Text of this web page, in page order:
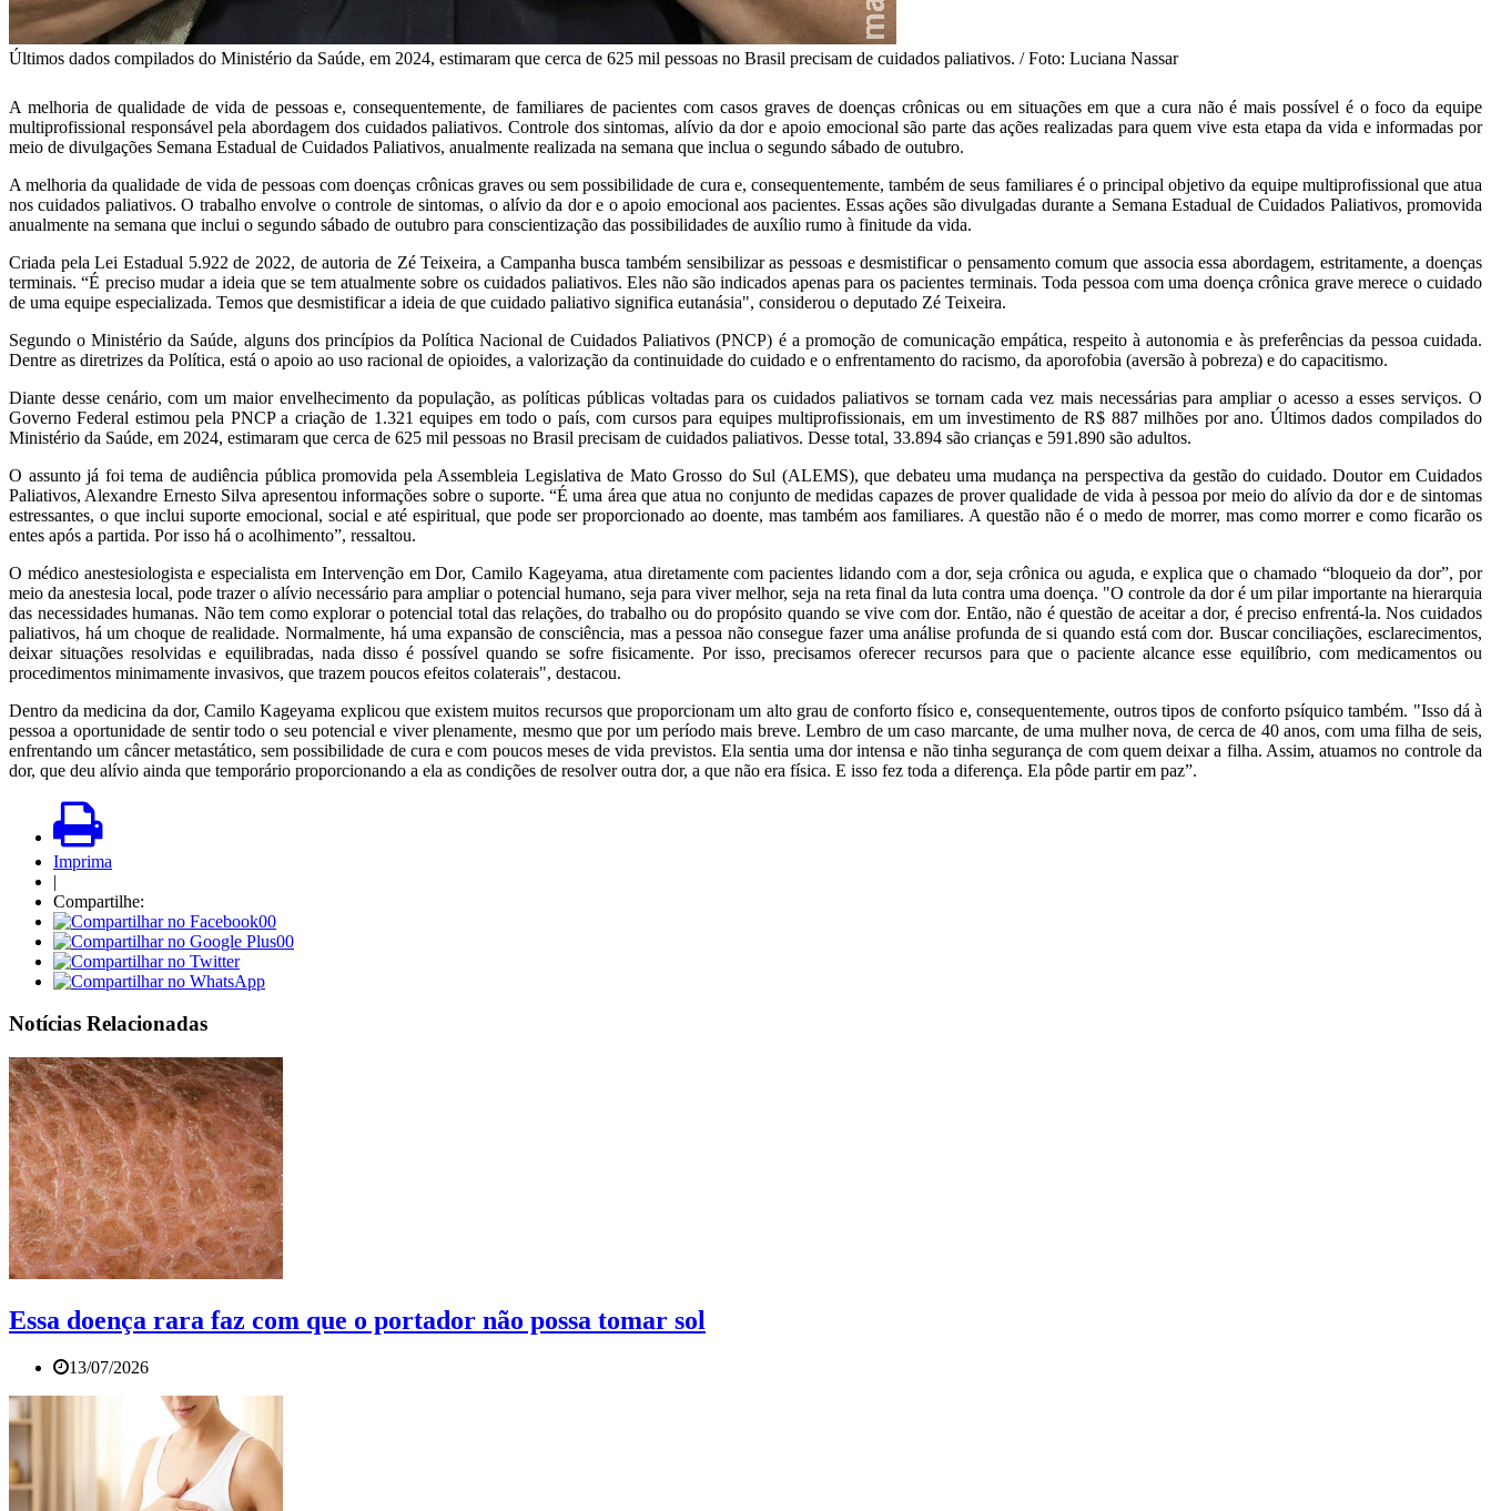
Últimos dados compilados do Ministério da Saúde, em 2024, estimaram que cerca de 625 mil pessoas no Brasil precisam de cuidados paliativos. / Foto: Luciana Nassar
A melhoria de qualidade de vida de pessoas e, consequentemente, de familiares de pacientes com casos graves de doenças crônicas ou em situações em que a cura não é mais possível é o foco da equipe
multiprofissional responsável pela abordagem dos cuidados paliativos. Controle dos sintomas, alívio da dor e apoio emocional são parte das ações realizadas para quem vive esta etapa da vida e informadas por
meio de divulgações Semana Estadual de Cuidados Paliativos, anualmente realizada na semana que inclua o segundo sábado de outubro.
A melhoria da qualidade de vida de pessoas com doenças crônicas graves ou sem possibilidade de cura e, consequentemente, também de seus familiares é o principal objetivo da equipe multiprofissional que atua
nos cuidados paliativos. O trabalho envolve o controle de sintomas, o alívio da dor e o apoio emocional aos pacientes. Essas ações são divulgadas durante a Semana Estadual de Cuidados Paliativos, promovida
anualmente na semana que inclui o segundo sábado de outubro para conscientização das possibilidades de auxílio rumo à finitude da vida.
Criada pela Lei Estadual 5.922 de 2022, de autoria de Zé Teixeira, a Campanha busca também sensibilizar as pessoas e desmistificar o pensamento comum que associa essa abordagem, estritamente, a doenças
terminais. “É preciso mudar a ideia que se tem atualmente sobre os cuidados paliativos. Eles não são indicados apenas para os pacientes terminais. Toda pessoa com uma doença crônica grave merece o cuidado
de uma equipe especializada. Temos que desmistificar a ideia de que cuidado paliativo significa eutanásia", considerou o deputado Zé Teixeira.
Segundo o Ministério da Saúde, alguns dos princípios da Política Nacional de Cuidados Paliativos (PNCP) é a promoção de comunicação empática, respeito à autonomia e às preferências da pessoa cuidada.
Dentre as diretrizes da Política, está o apoio ao uso racional de opioides, a valorização da continuidade do cuidado e o enfrentamento do racismo, da aporofobia (aversão à pobreza) e do capacitismo.
Diante desse cenário, com um maior envelhecimento da população, as políticas públicas voltadas para os cuidados paliativos se tornam cada vez mais necessárias para ampliar o acesso a esses serviços. O
Governo Federal estimou pela PNCP a criação de 1.321 equipes em todo o país, com cursos para equipes multiprofissionais, em um investimento de R$ 887 milhões por ano. Últimos dados compilados do
Ministério da Saúde, em 2024, estimaram que cerca de 625 mil pessoas no Brasil precisam de cuidados paliativos. Desse total, 33.894 são crianças e 591.890 são adultos.
O assunto já foi tema de audiência pública promovida pela Assembleia Legislativa de Mato Grosso do Sul (ALEMS), que debateu uma mudança na perspectiva da gestão do cuidado. Doutor em Cuidados
Paliativos, Alexandre Ernesto Silva apresentou informações sobre o suporte. “É uma área que atua no conjunto de medidas capazes de prover qualidade de vida à pessoa por meio do alívio da dor e de sintomas
estressantes, o que inclui suporte emocional, social e até espiritual, que pode ser proporcionado ao doente, mas também aos familiares. A questão não é o medo de morrer, mas como morrer e como ficarão os
entes após a partida. Por isso há o acolhimento”, ressaltou.
O médico anestesiologista e especialista em Intervenção em Dor, Camilo Kageyama, atua diretamente com pacientes lidando com a dor, seja crônica ou aguda, e explica que o chamado “bloqueio da dor”, por
meio da anestesia local, pode trazer o alívio necessário para ampliar o potencial humano, seja para viver melhor, seja na reta final da luta contra uma doença. "O controle da dor é um pilar importante na hierarquia
das necessidades humanas. Não tem como explorar o potencial total das relações, do trabalho ou do propósito quando se vive com dor. Então, não é questão de aceitar a dor, é preciso enfrentá-la. Nos cuidados
paliativos, há um choque de realidade. Normalmente, há uma expansão de consciência, mas a pessoa não consegue fazer uma análise profunda de si quando está com dor. Buscar conciliações, esclarecimentos,
deixar situações resolvidas e equilibradas, nada disso é possível quando se sofre fisicamente. Por isso, precisamos oferecer recursos para que o paciente alcance esse equilíbrio, com medicamentos ou
procedimentos minimamente invasivos, que trazem poucos efeitos colaterais", destacou.
Dentro da medicina da dor, Camilo Kageyama explicou que existem muitos recursos que proporcionam um alto grau de conforto físico e, consequentemente, outros tipos de conforto psíquico também. "Isso dá à
pessoa a oportunidade de sentir todo o seu potencial e viver plenamente, mesmo que por um período mais breve. Lembro de um caso marcante, de uma mulher nova, de cerca de 40 anos, com uma filha de seis,
enfrentando um câncer metastático, sem possibilidade de cura e com poucos meses de vida previstos. Ela sentia uma dor intensa e não tinha segurança de com quem deixar a filha. Assim, atuamos no controle da
dor, que deu alívio ainda que temporário proporcionando a ela as condições de resolver outra dor, a que não era física. E isso fez toda a diferença. Ela pôde partir em paz”.
Imprima
|
Compartilhe:
00
00
Notícias Relacionadas
Essa doença rara faz com que o portador não possa tomar sol
13/07/2026